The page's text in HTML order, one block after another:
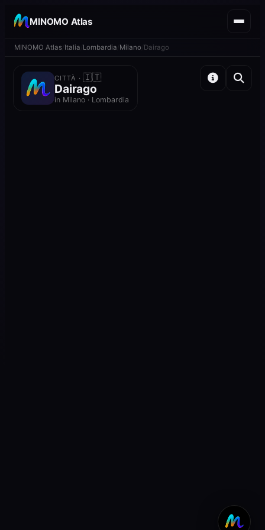
MINOMO Atlas
MINOMO Atlas Italia Lombardia Milano Dairago
CITTÀ ·🇮🇹
Dairago
in Milano · Lombardia